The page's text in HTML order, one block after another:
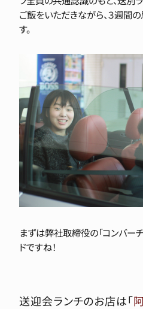
ご飯をいただきながら、３週間
す。
まずは弊社取締役の「コンバー
ドですね！
送迎会ランチのお店は「